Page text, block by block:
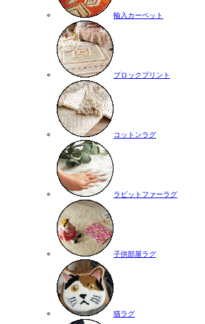
輸入カーペット
ブロックプリント
コットンラグ
ラビットファーラグ
子供部屋ラグ
猫ラグ